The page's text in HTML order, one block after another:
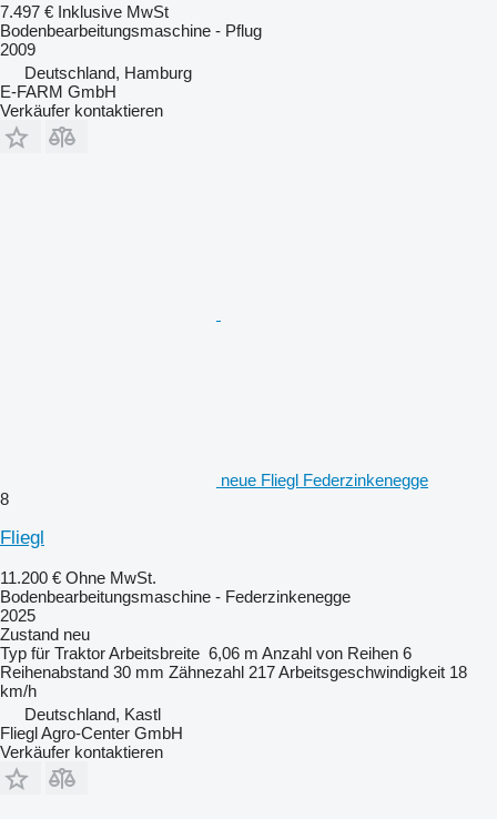
7.497 € Inklusive MwSt
Bodenbearbeitungsmaschine - Pflug
2009
Deutschland, Hamburg
E-FARM GmbH
Verkäufer kontaktieren
neue Fliegl Federzinkenegge
8
Fliegl
11.200 € Ohne MwSt.
Bodenbearbeitungsmaschine - Federzinkenegge
2025
Zustand neu
Typ für TraktorArbeitsbreite 6,06 m Anzahl von Reihen 6
Reihenabstand 30 mm Zähnezahl 217Arbeitsgeschwindigkeit 18
km/h
Deutschland, Kastl
Fliegl Agro-Center GmbH
Verkäufer kontaktieren